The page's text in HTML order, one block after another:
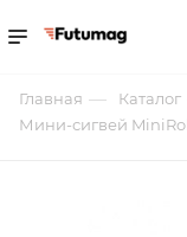
Главная — Каталог
Мини-сигвей